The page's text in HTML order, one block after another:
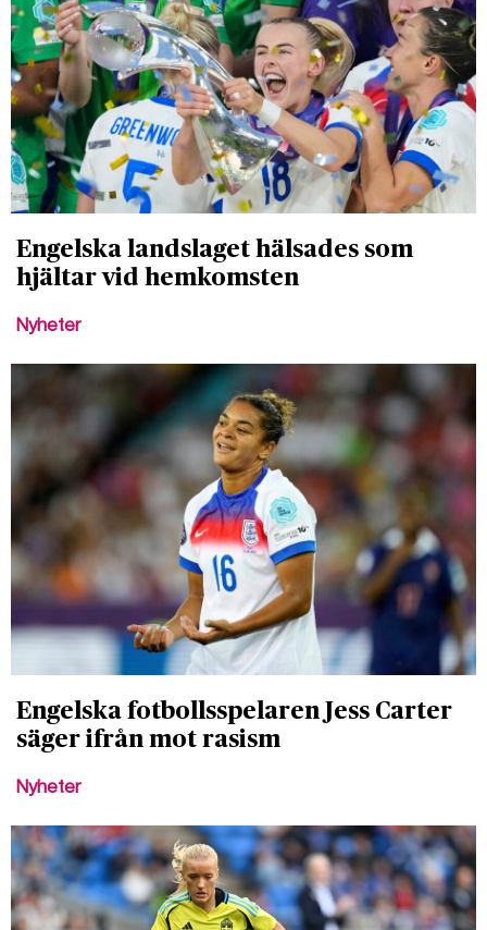
Engelska landslaget hälsades som
hjältar vid hemkomsten
Nyheter
Engelska fotbollsspelaren Jess Carter
säger ifrån mot rasism
Nyheter